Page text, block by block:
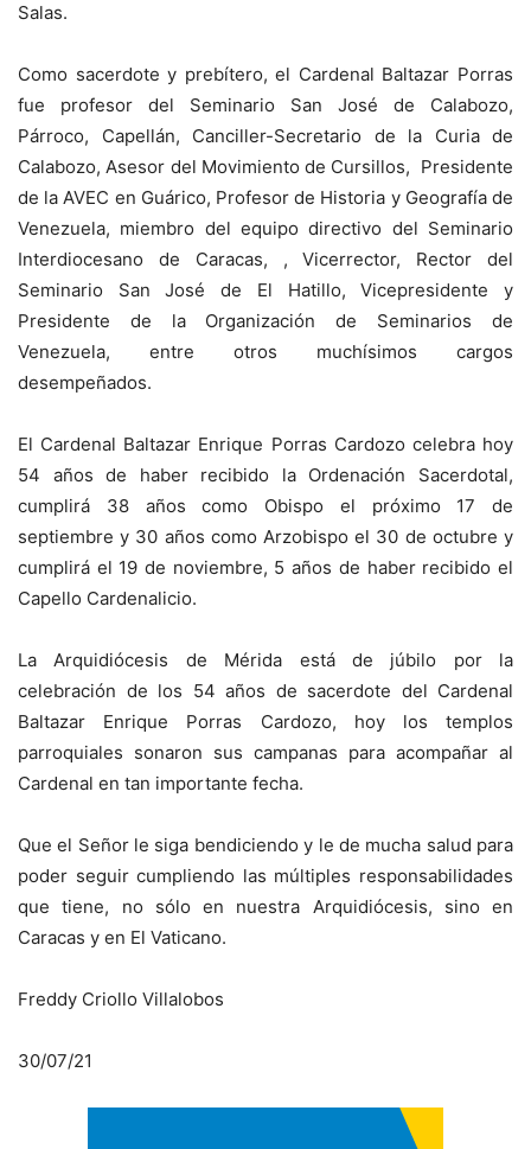
Salas.
Como sacerdote y prebítero, el Cardenal Baltazar Porras
fue profesor del Seminario San José de Calabozo,
Párroco, Capellán, Canciller-Secretario de la Curia de
Calabozo, Asesor del Movimiento de Cursillos, Presidente
de la AVEC en Guárico, Profesor de Historia y Geografía de
Venezuela, miembro del equipo directivo del Seminario
Interdiocesano de Caracas, , Vicerrector, Rector del
Seminario San José de El Hatillo, Vicepresidente y
Presidente de la Organización de Seminarios de
Venezuela, entre otros muchísimos cargos
desempeñados.
El Cardenal Baltazar Enrique Porras Cardozo celebra hoy
54 años de haber recibido la Ordenación Sacerdotal,
cumplirá 38 años como Obispo el próximo 17 de
septiembre y 30 años como Arzobispo el 30 de octubre y
cumplirá el 19 de noviembre, 5 años de haber recibido el
Capello Cardenalicio.
La Arquidiócesis de Mérida está de júbilo por la
celebración de los 54 años de sacerdote del Cardenal
Baltazar Enrique Porras Cardozo, hoy los templos
parroquiales sonaron sus campanas para acompañar al
Cardenal en tan importante fecha.
Que el Señor le siga bendiciendo y le de mucha salud para
poder seguir cumpliendo las múltiples responsabilidades
que tiene, no sólo en nuestra Arquidiócesis, sino en
Caracas y en El Vaticano.
Freddy Criollo Villalobos
30/07/21